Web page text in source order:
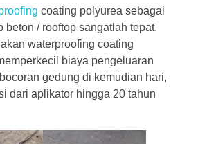
coating polyurea sebagai
beton / rooftop sangatlah tepat.
waterproofing coating
biaya pengeluaran
gedung di kemudian hari,
dari aplikator hingga 20 tahun